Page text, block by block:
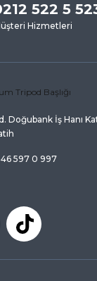
görüntülenemiyor.
bulunuyor.
pahalı.
olmalı.
522 5
Hizmetleri
Doğubank İş Hanı
597 0 997